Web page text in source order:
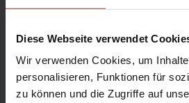
Diese Webseite verwendet
Wir verwenden Cookies, um
personalisieren, Funktionen für
zu können und die Zugriffe auf
Reise
ab 3.074 € p.
in der Nebensaison bei 2 Personen im
Mietwagen Kat E (Suz. Jimny